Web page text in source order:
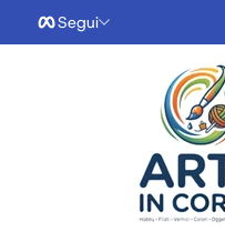
Salta al contenuto
Segui